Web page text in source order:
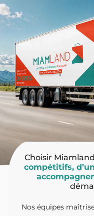
Choisir
compétitifs,
Nos équipes